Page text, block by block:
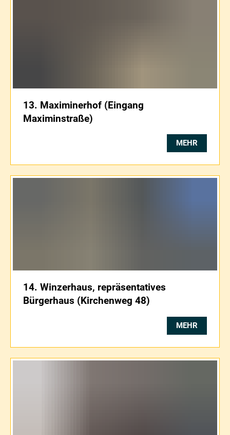
13. Maximinerhof (Eingang
Maximinstraße)
MEHR
14. Winzerhaus, repräsentatives
Bürgerhaus (Kirchenweg 48)
MEHR